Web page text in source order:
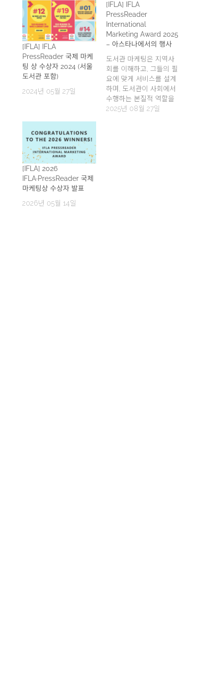
[IFLA] IFLA
PressReader 국제 마케
팅 상 수상자 2024 (서울
도서관 포함)
2024년 05월 27일
[IFLA] IFLA
PressReader
International
Marketing Award 2025
– 아스타나에서의 행사
도서관 마케팅은 지역사
회를 이해하고, 그들의 필
요에 맞게 서비스를 설계
하며, 도서관이 사회에서
수행하는 본질적 역할을
알리는 일이다. 국제도서
2025년 08월 27일
[IFLA] 2026
IFLA·PressReader 국제
마케팅상 수상자 발표
2026년 05월 14일